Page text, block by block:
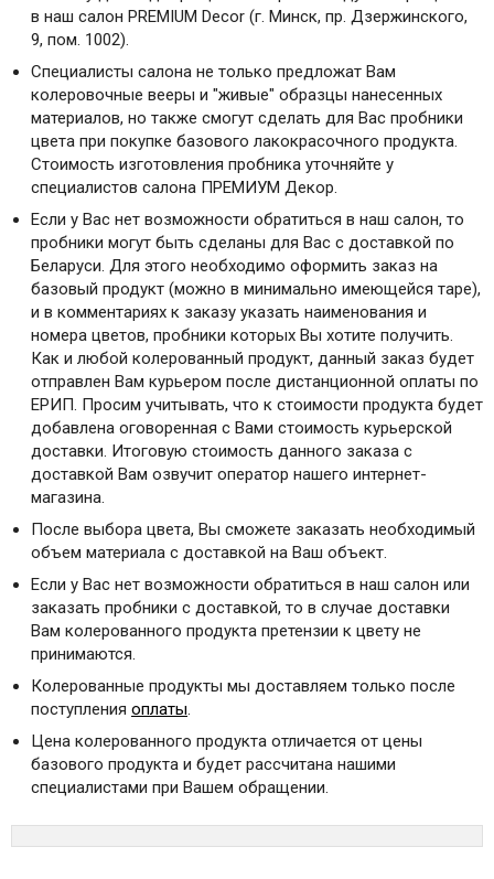
в наш салон PREMIUM Decor (г. Минск, пр. Дзержинского,
9, пом. 1002).
Специалисты салона не только предложат Вам
колеровочные вееры и "живые" образцы нанесенных
материалов, но также смогут сделать для Вас пробники
цвета при покупке базового лакокрасочного продукта.
Стоимость изготовления пробника уточняйте у
специалистов салона ПРЕМИУМ Декор.
Если у Вас нет возможности обратиться в наш салон, то
пробники могут быть сделаны для Вас с доставкой по
Беларуси. Для этого необходимо оформить заказ на
базовый продукт (можно в минимально имеющейся таре),
и в комментариях к заказу указать наименования и
номера цветов, пробники которых Вы хотите получить.
Как и любой колерованный продукт, данный заказ будет
отправлен Вам курьером после дистанционной оплаты по
ЕРИП. Просим учитывать, что к стоимости продукта будет
добавлена оговоренная с Вами стоимость курьерской
доставки. Итоговую стоимость данного заказа с
доставкой Вам озвучит оператор нашего интернет-
магазина.
После выбора цвета, Вы сможете заказать необходимый
объем материала с доставкой на Ваш объект.
Если у Вас нет возможности обратиться в наш салон или
заказать пробники с доставкой, то в случае доставки
Вам колерованного продукта претензии к цвету не
принимаются.
Колерованные продукты мы доставляем только после
поступления оплаты.
Цена колерованного продукта отличается от цены
базового продукта и будет рассчитана нашими
специалистами при Вашем обращении.